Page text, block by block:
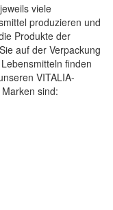
viele
produzieren und
Produkte der
auf der Verpackung
finden
VITALIA-
sind: